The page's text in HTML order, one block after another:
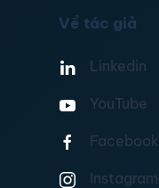
Về tác giả
Linkedin
YouTube
Facebook
Instagram